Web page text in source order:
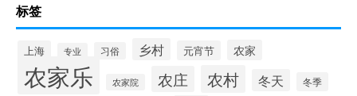
标签
上海 专业 习俗 乡村 元宵节 农家
农家乐 农家院 农庄 农村 冬天 冬季